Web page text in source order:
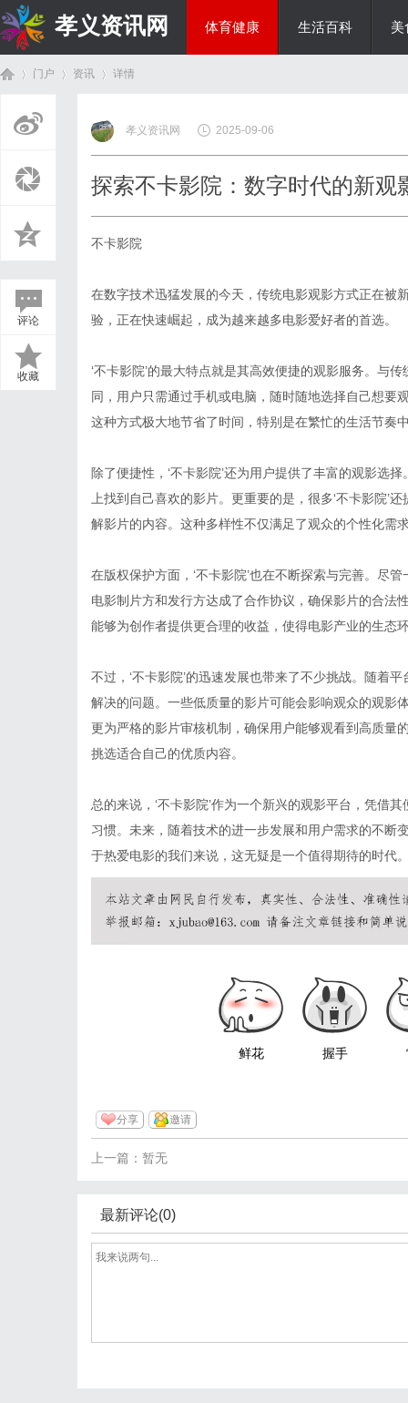
孝义资讯网 体育健康 生活百科 美
门户 资讯
›
详情
评论
收藏
孝义资讯网 2025-09-06
探索不卡影院：数字时代的新观
不卡影院
在数字技术迅猛发展的今天，传统电影观影方式正在被
验，正在快速崛起，成为越来越多电影爱好者的首选。
‘不卡影院’的最大特点就是其高效便捷的观影服务。与
同，用户只需通过手机或电脑，随时随地选择自己想要
这种方式极大地节省了时间，特别是在繁忙的生活节奏
除了便捷性，‘不卡影院’还为用户提供了丰富的观影选
上找到自己喜欢的影片。更重要的是，很多‘不卡影院’
解影片的内容。这种多样性不仅满足了观众的个性化需
在版权保护方面，‘不卡影院’也在不断探索与完善。尽
电影制片方和发行方达成了合作协议，确保影片的合法
能够为创作者提供更合理的收益，使得电影产业的生态
不过，‘不卡影院’的迅速发展也带来了不少挑战。随着
解决的问题。一些低质量的影片可能会影响观众的观影
更为严格的影片审核机制，确保用户能够观看到高质量
挑选适合自己的优质内容。
总的来说，‘不卡影院’作为一个新兴的观影平台，凭借
习惯。未来，随着技术的进一步发展和用户需求的不断
于热爱电影的我们来说，这无疑是一个值得期待的时代
鲜花 握手
分享 邀请
上一篇：暂无
最新评论(0)